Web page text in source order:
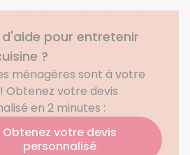
d'aide pour entretenir
?
ménagères sont à votre
Obtenez votre devis
en 2 minutes :
Obtenez votre devis
personnalisé